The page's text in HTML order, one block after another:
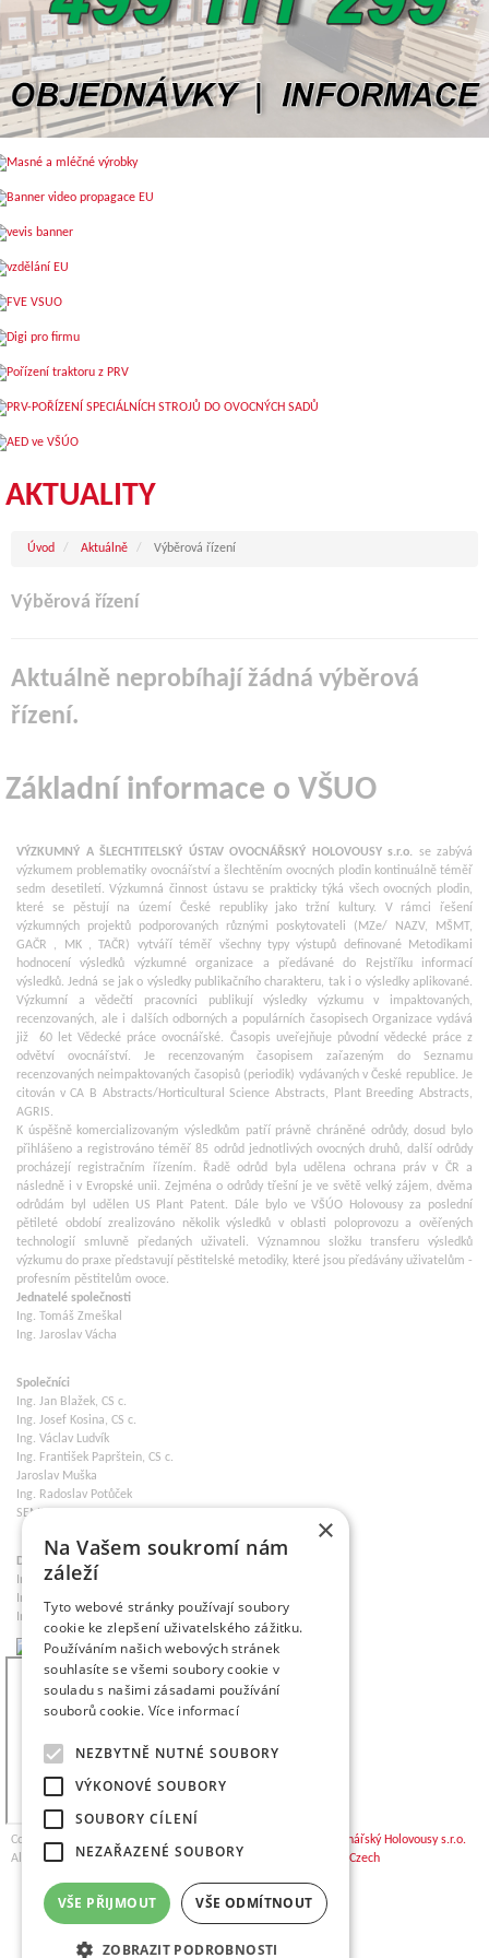
AKTUALITY
Úvod Aktuálně Výběrová řízení
Výběrová řízení
Aktuálně neprobíhají žádná výběrová
řízení.
Základní informace o VŠUO
VÝZKUMNÝ A ŠLECHTITELSKÝ ÚSTAV OVOCNÁŘSKÝ HOLOVOUSY s.r.o. se zabývá
výzkumem problematiky ovocnářství a šlechtěním ovocných plodin kontinuálně téměř
sedm desetiletí. Výzkumná činnost ústavu se prakticky týká všech ovocných plodin,
které se pěstují na území České republiky jako tržní kultury. V rámci řešení
výzkumných projektů podporovaných různými poskytovateli (MZe/ NAZV, MŠMT,
GAČR , MK , TAČR) vytváří téměř všechny typy výstupů definované Metodikami
hodnocení výsledků výzkumné organizace a předávané do Rejstříku informací
výsledků. Jedná se jak o výsledky publikačního charakteru, tak i o výsledky aplikované.
Výzkumní a vědečtí pracovníci publikují výsledky výzkumu v impaktovaných,
recenzovaných, ale i dalších odborných a populárních časopisech Organizace vydává
již 60 let Vědecké práce ovocnářské. Časopis uveřejňuje původní vědecké práce z
odvětví ovocnářství. Je recenzovaným časopisem zařazeným do Seznamu
recenzovaných neimpaktovaných časopisů (periodik) vydávaných v České republice. Je
citován v CA B Abstracts/Horticultural Science Abstracts, Plant Breeding Abstracts,
AGRIS.
K úspěšně komercializovaným výsledkům patří právně chráněné odrůdy, dosud bylo
přihlášeno a registrováno téměř 85 odrůd jednotlivých ovocných druhů, další odrůdy
procházejí registračním řízením. Řadě odrůd byla udělena ochrana práv v ČR a
následně i v Evropské unii. Zejména o odrůdy třešní je ve světě velký zájem, dvěma
odrůdám byl udělen US Plant Patent. Dále bylo ve VŠÚO Holovousy za poslední
pětileté období zrealizováno několik výsledků v oblasti poloprovozu a ověřených
technologií smluvně předaných uživateli. Významnou složku transferu výsledků
výzkumu do praxe představují pěstitelské metodiky, které jsou předávány uživatelům -
profesním pěstitelům ovoce.
Jednatelé společnosti
Ing. Tomáš Zmeškal
Ing. Jaroslav Vácha
Společníci
Ing. Jan Blažek, CS c.
Ing. Josef Kosina, CS c.
Ing. Václav Ludvík
Ing. František Paprštein, CS c.
Jaroslav Muška
Ing. Radoslav Potůček
SEMPRA PRAHA a.s.
Dozorčí rada společnosti
Ing. Josef Kosina
Ing. Martin Ludvík
Ing. Roman Chaloupka
Copyright © 2026,
VŠÚO | Výzkumný a šlechtitelský ústav ovocnářský Holovousy s.r.o.
All Rights Reserved. | Created byOMEGA WEB Czech, OMEGA Czech
×
Na Vašem soukromí nám
záleží
Tyto webové stránky používají soubory
cookie ke zlepšení uživatelského zážitku.
Používáním našich webových stránek
souhlasíte se všemi soubory cookie v
souladu s našimi zásadami používání
souborů cookie. Více informací
NEZBYTNĚ NUTNÉ SOUBORY
VÝKONOVÉ SOUBORY
SOUBORY CÍLENÍ
NEZAŘAZENÉ SOUBORY
VŠE PŘIJMOUT VŠE ODMÍTNOUT
ZOBRAZIT PODROBNOSTI